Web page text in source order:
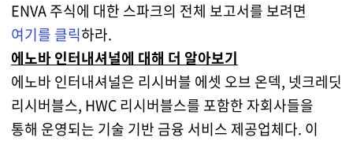
ENVA 주식에 대한 스파크의 전체 보고서를 보려면
여기를 클릭하라.
에노바 인터내셔널에 대해 더 알아보기
에노바 인터내셔널은 리시버블 에셋 오브 온덱, 넷크레딧
리시버블스, HWC 리시버블스를 포함한 자회사들을
통해 운영되는 기술 기반 금융 서비스 제공업체다. 이